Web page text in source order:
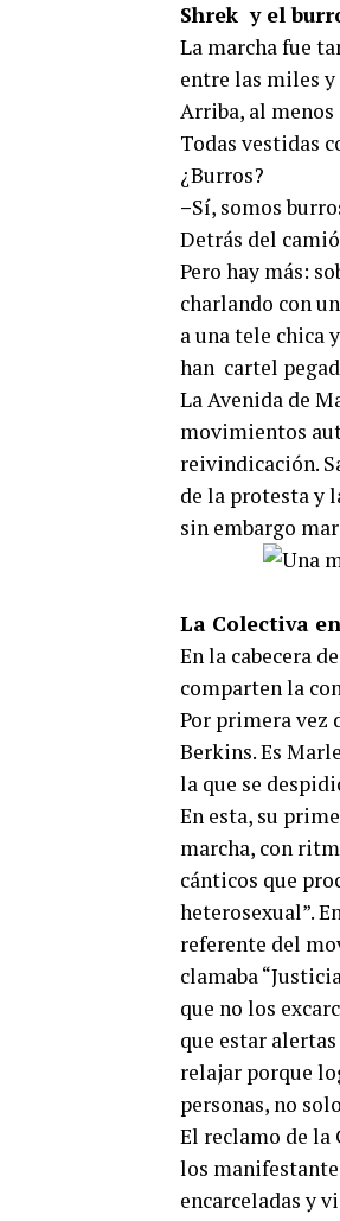
Shrek y el
La marcha fue
entre las miles
Arriba, al menos
Todas vestidas
¿Burros?
–Sí, somos
Detrás del
Pero hay más:
charlando con
a una tele chica
han cartel
La Avenida de
movimientos
reivindicación.
de la protesta y
sin embargo
La Colectiva
En la cabecera
comparten la
Por primera vez
Berkins. Es
la que se
En esta, su
marcha, con
cánticos que
heterosexual”.
referente del
clamaba
que no los
que estar
relajar porque
personas, no
El reclamo de la
los
encarceladas y